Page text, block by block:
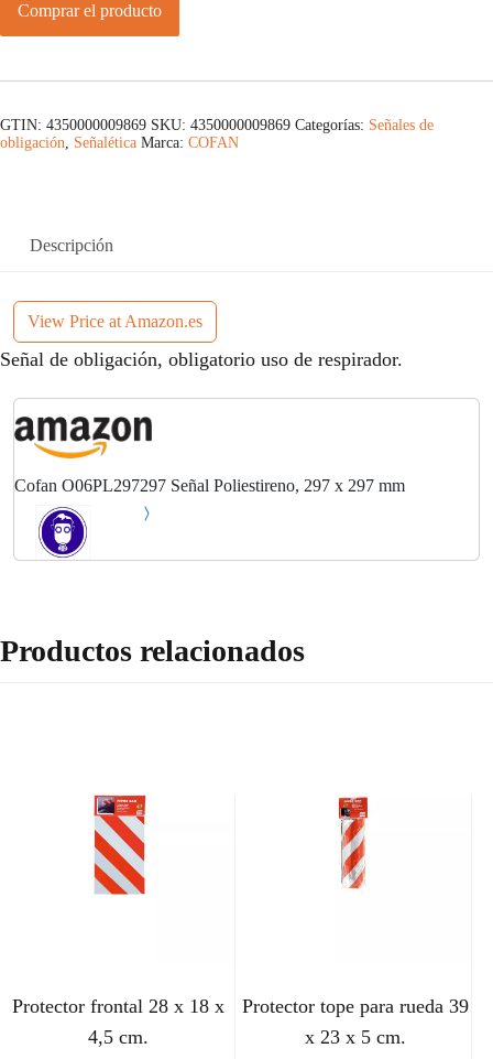
Comprar el producto
GTIN: 4350000009869 SKU: 4350000009869 Categorías: Señales de
obligación, Señalética Marca: COFAN
Descripción
View Price at Amazon.es
Señal de obligación, obligatorio uso de respirador.
Cofan O06PL297297 Señal Poliestireno, 297 x 297 mm
Productos relacionados
Protector frontal 28 x 18 x
4,5 cm.
Protector tope para rueda 39
x 23 x 5 cm.